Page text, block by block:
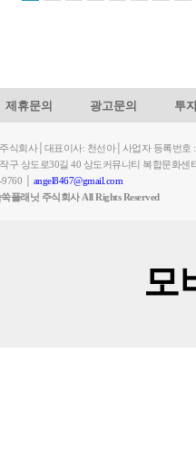
제휴문의 광고문의 투
식회사│대표이사: 천선아│사업자 등록번호
구 상도로30길 40 상도커뮤니티 복합문화
│ angel8467@gmail.com
플래닛 주식회사 All Rights Reserved
모